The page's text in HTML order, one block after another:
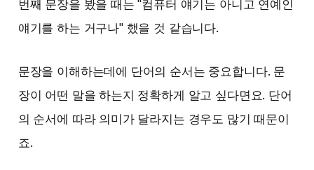
번째 문장을 봤을 때는 "컴퓨터 얘기는 아니고 연예인
얘기를 하는 거구나" 했을 것 같습니다. ‌‌
문장을 이해하는데에 단어의 순서는 중요합니다. 문
장이 어떤 말을 하는지 정확하게 알고 싶다면요. 단어
의 순서에 따라 의미가 달라지는 경우도 많기 때문이
죠.